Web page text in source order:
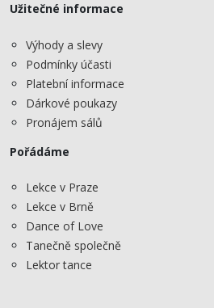
Užitečné informace
Výhody a slevy
Podmínky účasti
Platební informace
Dárkové poukazy
Pronájem sálů
Pořádáme
Lekce v Praze
Lekce v Brně
Dance of Love
Tanečně společně
Lektor tance